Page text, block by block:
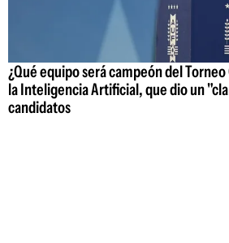
¿Qué equipo será campeón del
la Inteligencia Artificial, que dio un
candidatos